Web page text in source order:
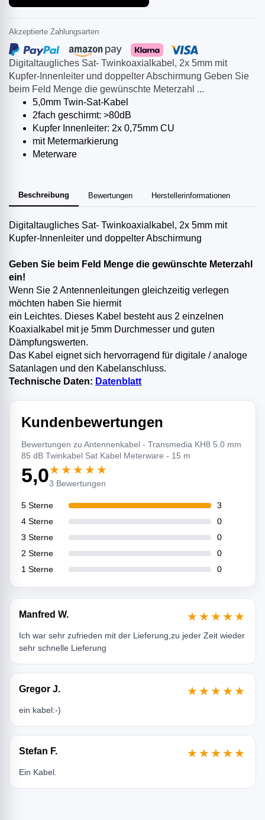
Digitaltaugliches Sat- Twinkoaxialkabel, 2x 5mm mit
Kupfer-Innenleiter und doppelter Abschirmung Geben Sie
beim Feld Menge die gewünschte Meterzahl ...
5,0mm Twin-Sat-Kabel
2fach geschirmt: >80dB
Kupfer Innenleiter: 2x 0,75mm CU
mit Metermarkierung
Meterware
Beschreibung Bewertungen Herstellerinformationen
Digitaltaugliches Sat- Twinkoaxialkabel, 2x 5mm mit
Kupfer-Innenleiter und doppelter Abschirmung
Geben Sie beim Feld Menge die gewünschte Meterzahl
ein!
Wenn Sie 2 Antennenleitungen gleichzeitig verlegen
möchten haben Sie hiermit
ein Leichtes. Dieses Kabel besteht aus 2 einzelnen
Koaxialkabel mit je 5mm Durchmesser und guten
Dämpfungswerten.
Das Kabel eignet sich hervorragend für digitale / analoge
Satanlagen und den Kabelanschluss.
Technische Daten: Datenblatt
Kundenbewertungen
Bewertungen zu Antennenkabel - Transmedia KH8 5.0 mm
85 dB Twinkabel Sat Kabel Meterware - 15 m
5,0★★★★★
3 Bewertungen
5 Sterne
3
4 Sterne
0
3 Sterne
0
2 Sterne
0
1 Sterne
0
Manfred W. ★★★★★
Ich war sehr zufrieden mit der Lieferung,zu jeder Zeit wieder
sehr schnelle Lieferung
Gregor J. ★★★★★
ein kabel:-)
Stefan F. ★★★★★
Ein Kabel.
Akzeptierte Zahlungsarten